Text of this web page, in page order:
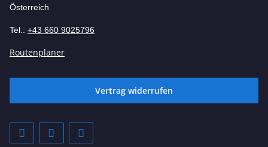
Österreich
Tel.: +43 660 9025796
Routenplaner
Vertrag widerrufen